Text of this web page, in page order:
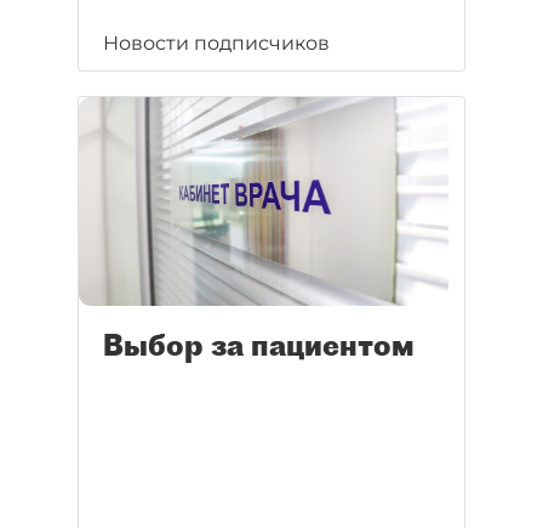
Новости подписчиков
Выбор за пациентом